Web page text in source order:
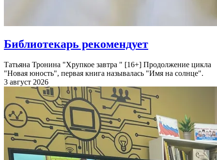
Библиотекарь рекомендует
Татьяна Тронина "Хрупкое завтра " [16+] Продолжение цикла
"Новая юность", первая книга называлась "Имя на солнце".
3 август 2026